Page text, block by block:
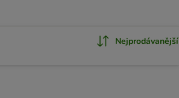
Nejprodávanější